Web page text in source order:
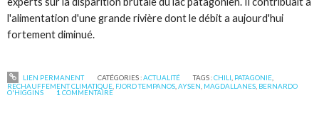
l'alimentation d'une grande rivière dont le débit a aujourd'hui
fortement diminué.
LIEN PERMANENT CATÉGORIES :ACTUALITÉ TAGS :CHILI PATAGONIE,
RECHAUFFEMENT CLIMATIQUE FJORD TEMPANOS ,AYSEN MAGDALLANES BERNARDO
O'HIGGINS 1 COMMENTAIRE